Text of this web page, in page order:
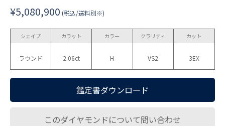
¥5,080,900 (税込/送料別※)
シェイプ
ラウンド
カラット
2.06ct
カラー
H
クラリティ
VS2
カット
3EX
鑑定書ダウンロード
このダイヤモンドについて問い合わせ